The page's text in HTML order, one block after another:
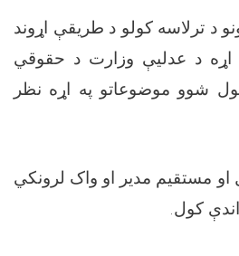
د ترلاسه کولو د طریقې اړوند
اړه د عدلیې وزارت د حقوقي
شوو موضوعاتو په اړه نظر
او مستقیم مدیر او واک لرونکي
کول